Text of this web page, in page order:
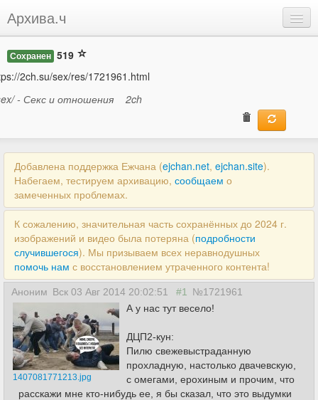
Архива.ч
Войти
Сохранен 519
2ch.su/sex/res/1721961.html
- Секс и отношения
2ch
Добавлена поддержка Ежчана (ejchan.net, ejchan.site).
Набегаем, тестируем архивацию, сообщаем о
замеченных проблемах.
К сожалению, значительная часть сохранённых до 2024 г.
изображений и видео была потеряна (подробности
случившегося). Мы призываем всех неравнодушных
помочь нам с восстановлением утраченного контента!
Аноним Вск 03 Авг 2014 20:02:51 #1 №1721961
1407081771213.jpg
А у нас тут весело!
ДЦП2-кун:
Пилю свежевыстраданную
прохладную, настолько двачевскую,
с омегами, ерохиным и прочим, что
расскажи мне кто-нибудь ее, я бы сказал, что это выдумки